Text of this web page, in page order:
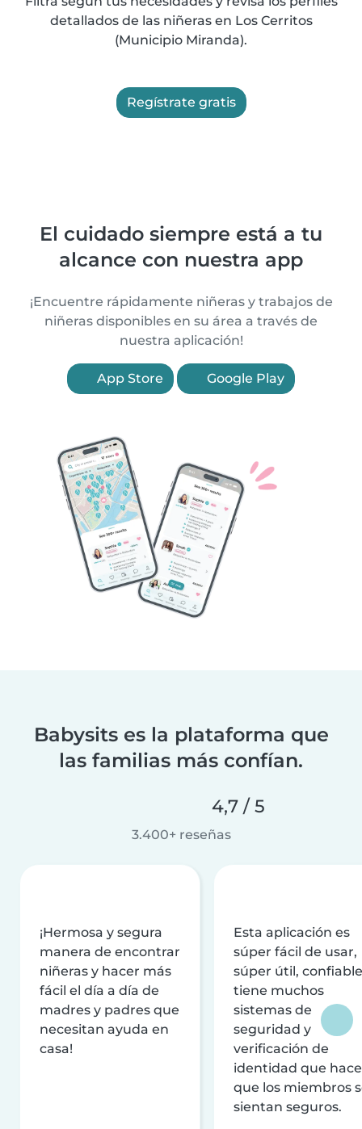
detallados de las niñeras en Los Cerritos
(Municipio Miranda).
Regístrate gratis
El cuidado siempre está a tu
alcance con nuestra app
¡Encuentre rápidamente niñeras y trabajos de
niñeras disponibles en su área a través de
nuestra aplicación!
App Store Google Play
Babysits es la plataforma que
las familias más confían.
4,7 / 5
3.400+ reseñas
¡Hermosa y segura
manera de encontrar
niñeras y hacer más
fácil el día a día de
madres y padres que
necesitan ayuda en
casa!
Esta aplicación es
súper fácil de usar,
súper útil,
tiene muchos
sistemas de
seguridad y
verificación de
identidad que
que los miembros
sientan seguros.